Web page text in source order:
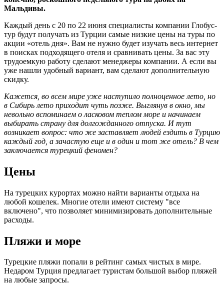
Мальдивы.
Каждый день с 20 по 22 июня специалисты компании Глобус-
тур будут получать из Турции самые низкие цены на туры по
акции «отель дня». Вам не нужно будет изучать весь интернет
в поисках подходящего отеля и сравнивать цены. За вас эту
трудоемкую работу сделают менеджеры компании. А если вы
уже нашли удобный вариант, вам сделают дополнительную
скидку.
Кажется, во всем мире уже наступило полноценное лето, но
в Сибирь лето приходит чуть позже. Выглянув в окно, мы
невольно вспоминаем о ласковом теплом море и начинаем
выбирать страну для долгожданного отпуска. И тут
возникает вопрос: что же заставляет людей ездить в Турцию
каждый год, а зачастую еще и в один и тот же отель? В чем
заключается турецкий феномен?
Цены
На турецких курортах можно найти варианты отдыха на
любой кошелек. Многие отели имеют систему "все
включено", что позволяет минимизировать дополнительные
расходы.
Пляжи и море
Турецкие пляжи попали в рейтинг самых чистых в мире.
Недаром Турция предлагает туристам большой выбор пляжей
на любые запросы.